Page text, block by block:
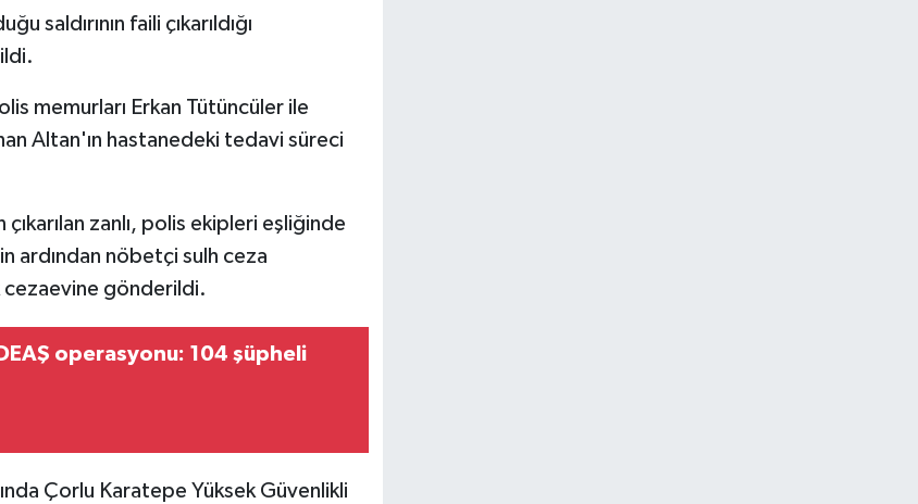
saldırının faili çıkarıldığı
memurları Erkan Tütüncüler ile
Altan'ın hastanedeki tedavi süreci
zanlı, polis ekipleri eşliğinde
ardından nöbetçi sulh ceza
cezaevine gönderildi.
operasyonu: 104 şüpheli
Çorlu Karatepe Yüksek Güvenlikli